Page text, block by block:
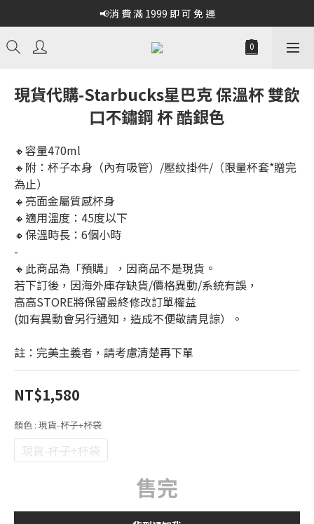
📢消 費 滿 1999 即 可 免 運
現貨代購-Starbucks星巴克 保溫杯 雙飲
口不鏽鋼 杯 酷銀色
🔸容量470ml
🔸附：杯子本身（內有吸管）/壓紋掛件/（限量杯套*贈完
為止）
🔸亮面金屬質感杯身
🔸適用溫度：45度以下
🔸保溫時長：6個小時
-
🔸此商品為「預購」，因商品不是現貨。
若下訂後，因海外庫存缺貨/價格異動/系統有誤，
高高STORE將保留最終修改訂單權益
(如有異動會另行通知，造成不便敬請見諒）。
註：完美主義者，請考慮清楚再下單
NT$1,580
顏色 : 現貨-杯子+杯袋
現貨-杯子+杯袋
售完